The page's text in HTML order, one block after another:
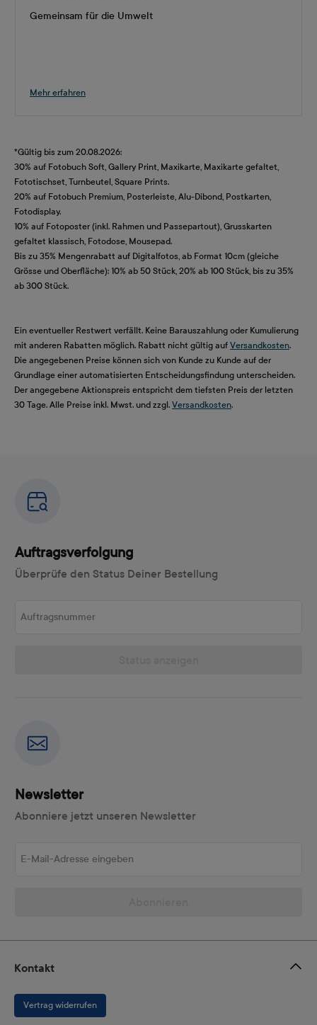
Gemeinsam für die Umwelt
Mehr erfahren
*Gültig bis zum 20.08.2026:
30% auf Fotobuch Soft, Gallery Print, Maxikarte, Maxikarte gefaltet,
Fototischset, Turnbeutel, Square Prints.
20% auf Fotobuch Premium, Posterleiste, Alu-Dibond, Postkarten,
Fotodisplay.
10% auf Fotoposter (inkl. Rahmen und Passepartout), Grusskarten
gefaltet klassisch, Fotodose, Mousepad.
Bis zu 35% Mengenrabatt auf Digitalfotos, ab Format 10cm (gleiche
Grösse und Oberfläche): 10% ab 50 Stück, 20% ab 100 Stück, bis zu 35%
ab 300 Stück.
Ein eventueller Restwert verfällt. Keine Barauszahlung oder Kumulierung
mit anderen Rabatten möglich. Rabatt nicht gültig auf Versandkosten.
Die angegebenen Preise können sich von Kunde zu Kunde auf der
Grundlage einer automatisierten Entscheidungsfindung unterscheiden.
Der angegebene Aktionspreis entspricht dem tiefsten Preis der letzten
30 Tage. Alle Preise inkl. Mwst. und zzgl. Versandkosten.
Auftragsverfolgung
Überprüfe den Status Deiner Bestellung
Newsletter
Abonniere jetzt unseren Newsletter
Kontakt
Vertrag widerrufen